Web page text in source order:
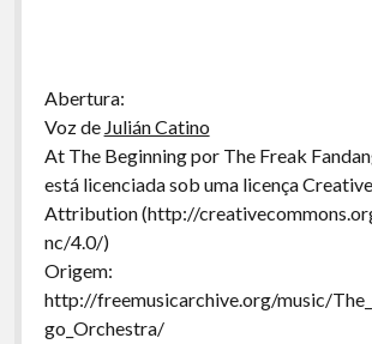
Abertura:
Voz de Julián Catino
At The Beginning por The Freak
está licenciada sob uma licença
Attribution (http://
nc/4.0/)
Origem:
http://freemusicarchive.org/music/
go_Orchestra/